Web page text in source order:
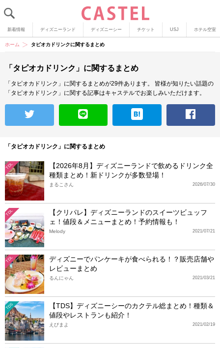
新着情報 ディズニーランド ディズニーシー チケット USJ ホテル空室
ホーム タピオカドリンクに関するまとめ
「タピオカドリンク」に関するまとめ
「タピオカドリンク」に関するまとめが29件あります。
皆様が知りたい話題の
「タピオカドリンク」に関する記事はキャステルでお楽しみいただけます。
「タピオカドリンク」に関するまとめ
TDL
【2026年8月】ディズニーランドで飲めるドリンク全
種類まとめ！新ドリンクが多数登場！
2026/07/30
まるこさん
TDL
【クリパレ】ディズニーランドのスイーツビュッフ
ェ！値段＆メニューまとめ！予約情報も！
2021/07/21
Melody
TDL
ディズニーでパンケーキが食べられる！？販売店舗や
レビューまとめ
2021/03/21
るんにゃん
TDS
【TDS】ディズニーシーのカクテル総まとめ！種類＆
値段やレストランも紹介！
2021/02/19
えびまよ